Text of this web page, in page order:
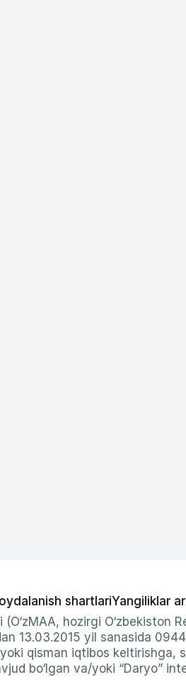
shartlariYangiliklar
hozirgi O‘zbekiston
13.03.2015 yil sanasida
qisman iqtibos
bo‘lgan va/yoki “Daryo”